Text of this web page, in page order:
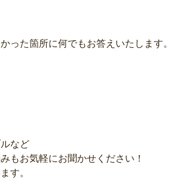
った箇所に何でもお答えいたします。
など
もお気軽にお聞かせください！
す。